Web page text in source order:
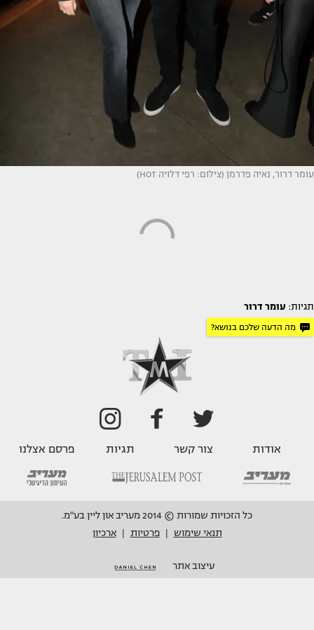
עומר דרור, נאיה פדרמן (צילום: רפי דלויה HOT)
תגיות: עומר דרור
מה הדעה שלכם בנושא?
אודות צור קשר תגיות פרסם אצלנו
כל הזכויות שמורות © 2014 מעריב און ליין בע"מ.
תנאי שימוש
פרטיות ארכיון
עיצוב אתר